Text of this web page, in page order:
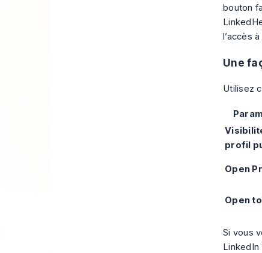
bouton
l’accès
Une
Utilisez
profil
Open
Open
Si vous